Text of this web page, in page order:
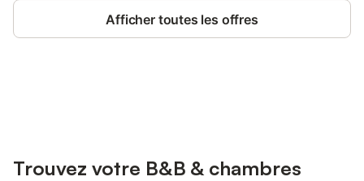
Afficher toutes les offres
Trouvez votre B&B & chambres